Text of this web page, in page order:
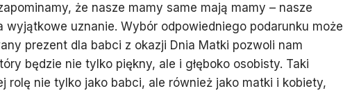
że nasze mamy same mają mamy – nasze
wyjątkowe uznanie. Wybór odpowiedniego podarunku może
prezent dla babci z okazji Dnia Matki pozwoli nam
będzie nie tylko piękny, ale i głęboko osobisty. Taki
rolę nie tylko jako babci, ale również jako matki i kobiety,